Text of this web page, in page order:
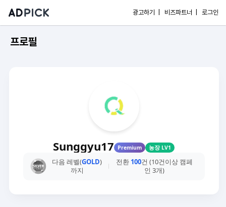
광고하기 | 비즈파트너 | 로그인
프로필
Sunggyu17 Premium 농장 LV1
다음 레벨(GOLD)
까지
전환 100건 (10건이상 캠페
인 3개)